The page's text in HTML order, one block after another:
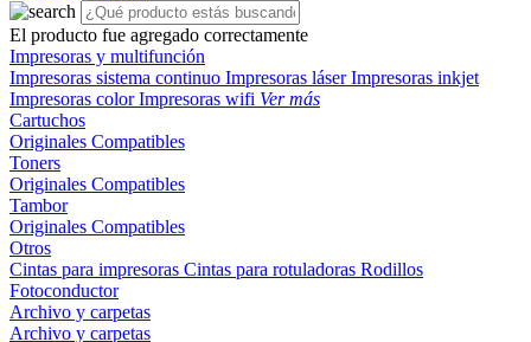
El producto fue agregado correctamente
Impresoras y multifunción
Impresoras sistema continuo Impresoras láserImpresoras inkjet
Impresoras colorImpresoras wifi Ver más
Cartuchos
Originales Compatibles
Toners
Originales Compatibles
Tambor
Originales Compatibles
Otros
Cintas para impresoras Cintas para rotuladoras Rodillos
Fotoconductor
Archivo y carpetas
Archivo y carpetas